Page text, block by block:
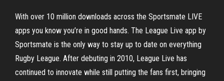
‎With over 10 million downloads across the Sportsmate LIVE
apps you know you’re in good hands. The League Live app by
Sportsmate is the only way to stay up to date on everything
Rugby League. After debuting in 2010, League Live has
continued to innovate while still putting the fans first, bringing